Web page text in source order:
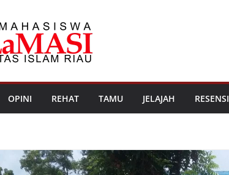
OPINI REHAT TAMU JELAJAH RESENSI